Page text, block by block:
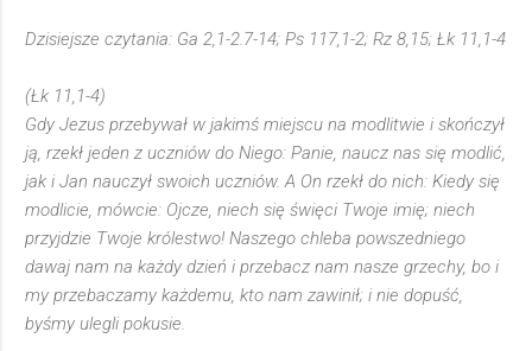
Dzisiejsze czytania: Ga 2,1-2.7-14; Ps 117,1-2; Rz 8,15; Łk 11,1-4
(Łk 11,1-4)
Gdy Jezus przebywał w jakimś miejscu na modlitwie i skończył
ją, rzekł jeden z uczniów do Niego: Panie, naucz nas się modlić,
jak i Jan nauczył swoich uczniów. A On rzekł do nich: Kiedy się
modlicie, mówcie: Ojcze, niech się święci Twoje imię; niech
przyjdzie Twoje królestwo! Naszego chleba powszedniego
dawaj nam na każdy dzień i przebacz nam nasze grzechy, bo i
my przebaczamy każdemu, kto nam zawinił; i nie dopuść,
byśmy ulegli pokusie.